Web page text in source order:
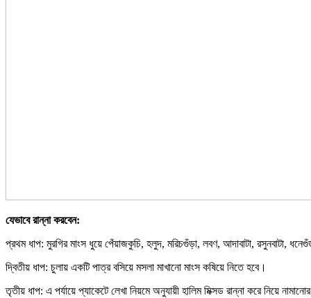
যেভাবে রান্না করবেন:
প্রথম ধাপ: মুরগির মাংস ধুয়ে পেঁয়াজকুচি, হলুদ, মরিচগুঁড়া, লবণ, আদাবাটা, রসুনবাটা,
দ্বিতীয় ধাপ: চুলায় একটি পাত্র বসিয়ে মসলা মাখানো মাংস কষিয়ে নিতে হবে।
তৃতীয় ধাপ: এ পর্যায়ে প্যাকেটে লেখা নিয়মে অনুযায়ী হালিম মিক্সড রান্না করে নিয়ে